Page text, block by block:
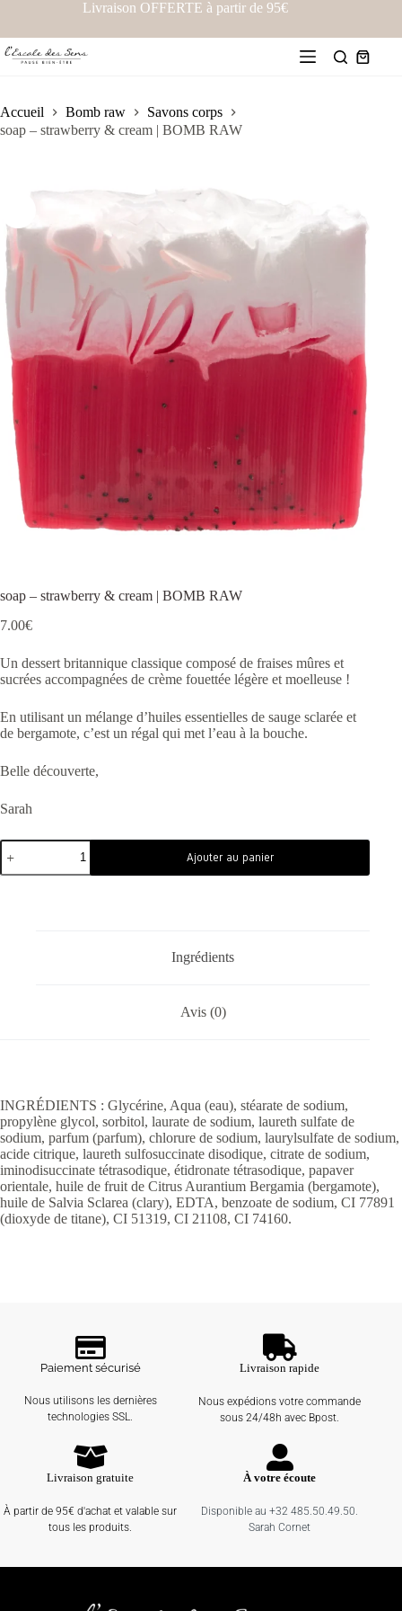
Livraison OFFERTE à partir de 95€
Accueil Bomb raw
Savons corps
soap – strawberry & cream | BOMB RAW
soap – strawberry & cream | BOMB RAW
7.00€
Un dessert britannique classique composé de fraises mûres et
sucrées accompagnées de crème fouettée légère et moelleuse !
En utilisant un mélange d’huiles essentielles de sauge sclarée et
de bergamote, c’est un régal qui met l’eau à la bouche.
Belle découverte,
Sarah
Ajouter au panier
Ingrédients
Avis (0)
INGRÉDIENTS : Glycérine, Aqua (eau), stéarate de sodium,
propylène glycol, sorbitol, laurate de sodium, laureth sulfate de
sodium, parfum (parfum), chlorure de sodium, laurylsulfate de sodium,
acide citrique, laureth sulfosuccinate disodique, citrate de sodium,
iminodisuccinate tétrasodique, étidronate tétrasodique, papaver
orientale, huile de fruit de Citrus Aurantium Bergamia (bergamote),
huile de Salvia Sclarea (clary), EDTA, benzoate de sodium, CI 77891
(dioxyde de titane), CI 51319, CI 21108, CI 74160.
Paiement sécurisé
Nous utilisons les dernières
technologies SSL.
Livraison rapide
Nous expédions votre commande
sous 24/48h avec Bpost.
Livraison gratuite
À partir de 95€ d'achat et valable sur
tous les produits.
À votre écoute
Disponible au +32 485.50.49.50.
Sarah Cornet